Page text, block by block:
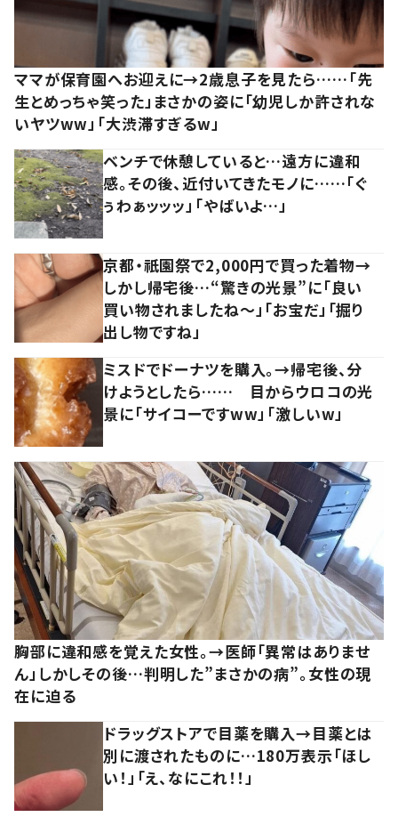
ママが保育園へお迎えに→2歳息子を見たら……「先
生とめっちゃ笑った」まさかの姿に「幼児しか許されな
いヤツww」「大渋滞すぎるw」
ベンチで休憩していると…遠方に違和
感。その後、近付いてきたモノに……「ぐ
ぅわぁッッッ」「やばいよ…」
京都・祇園祭で2,000円で買った着物→
しかし帰宅後…“驚きの光景”に「良い
買い物されましたね～」「お宝だ」「掘り
出し物ですね」
ミスドでドーナツを購入。→帰宅後、分
けようとしたら…… 目からウロコの光
景に「サイコーですww」「激しいw」
胸部に違和感を覚えた女性。→医師「異常はありませ
ん」しかしその後…判明した”まさかの病”。女性の現
在に迫る
ドラッグストアで目薬を購入→目薬とは
別に渡されたものに…180万表示「ほし
い！」「え、なにこれ！！」